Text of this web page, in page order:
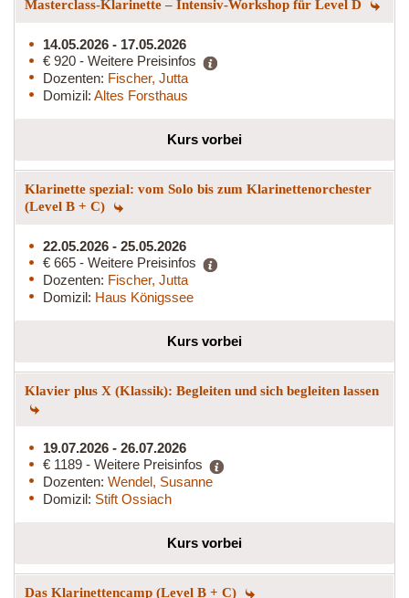
Masterclass-Klarinette – Intensiv-Workshop für Level D
14.05.2026 - 17.05.2026
€ 920 - Weitere Preisinfos
Dozenten: Fischer, Jutta
Domizil: Altes Forsthaus
Kurs vorbei
Klarinette spezial: vom Solo bis zum Klarinettenorchester
(Level B + C)
22.05.2026 - 25.05.2026
€ 665 - Weitere Preisinfos
Dozenten: Fischer, Jutta
Domizil: Haus Königssee
Kurs vorbei
Klavier plus X (Klassik): Begleiten und sich begleiten lassen
19.07.2026 - 26.07.2026
€ 1189 - Weitere Preisinfos
Dozenten: Wendel, Susanne
Domizil: Stift Ossiach
Kurs vorbei
Das Klarinettencamp (Level B + C)